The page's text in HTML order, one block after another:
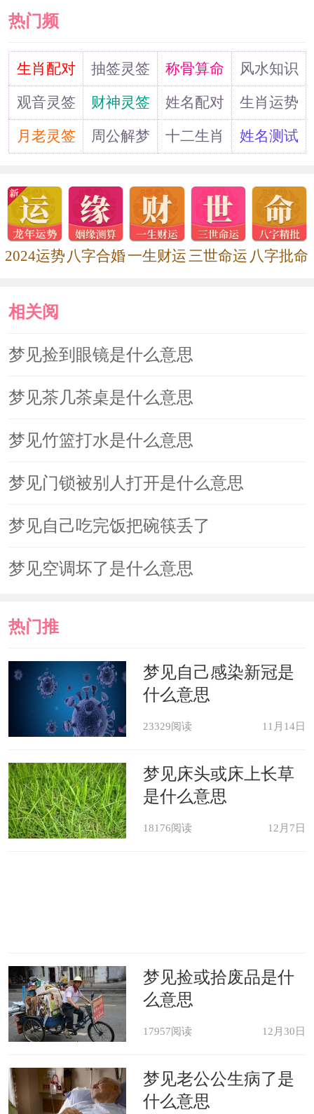
热门频
道生肖配对 抽签灵签 称骨算命
风水知识
观音灵签
财神灵签 姓名配对
生肖运势
月老灵签
周公解梦 十二生肖 姓名测试
2024运势 八字合婚一生财运三世命运 八字批命
相关阅
读
梦见捡到眼镜是什么意思
梦见茶几茶桌是什么意思
梦见竹篮打水是什么意思
梦见门锁被别人打开是什么意思
梦见自己吃完饭把碗筷丢了
梦见空调坏了是什么意思
热门推
荐
梦见自己感染新冠是
什么意思
23329阅读 11月14日
梦见床头或床上长草
是什么意思
18176阅读 12月7日
梦见捡或拾废品是什
么意思
17957阅读 12月30日
梦见老公公生病了是
什么意思